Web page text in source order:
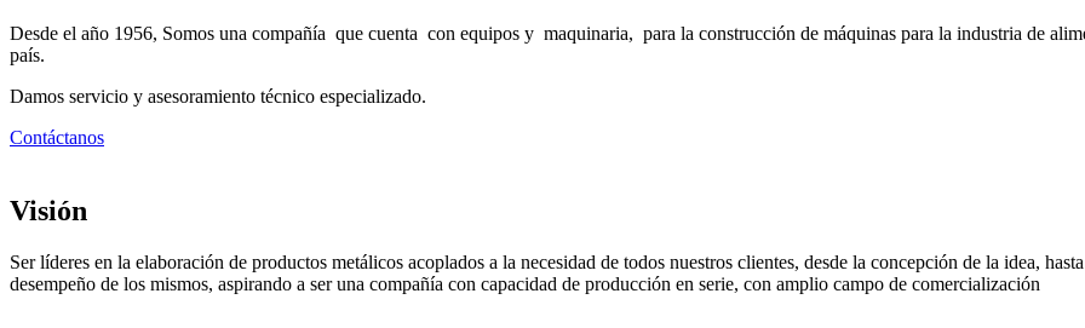
Desde el año 1956, Somos una compañía que cuenta con equipos y maquinaria, para la construcción de máquinas para la industria de
país.
Damos servicio y asesoramiento técnico especializado.
Contáctanos
Visión
Ser líderes en la elaboración de productos metálicos acoplados a la necesidad de todos nuestros clientes, desde la concepción de la idea,
desempeño de los mismos, aspirando a ser una compañía con capacidad de producción en serie, con amplio campo de comercialización